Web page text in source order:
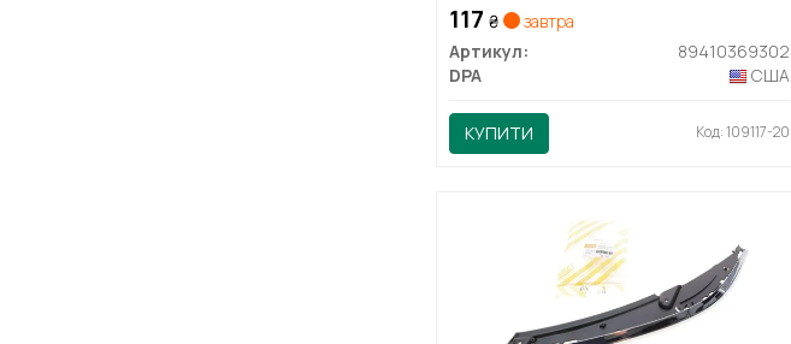
117 ₴
завтра
Артикул:
89410369302
DPA
США
КУПИТИ Код: 109117-20